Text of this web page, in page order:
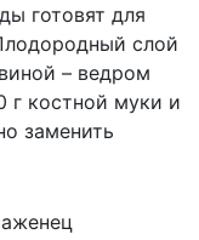
готовят для
слой
– ведром
г костной муки и
заменить